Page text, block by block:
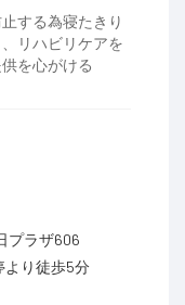
する為寝たきり
リハビリケアを
を心がける
プラザ606
より徒歩5分